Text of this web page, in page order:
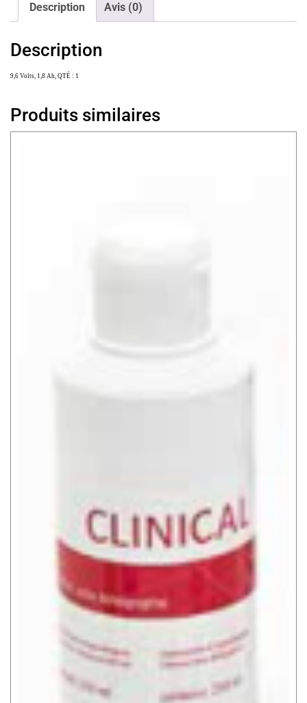
Description Avis (0)
Description
9,6 Volts, 1,8 Ah, QTÉ : 1
Produits similaires